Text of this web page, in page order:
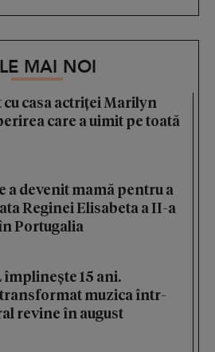
MAI NOI
casa actriței Marilyn
care a uimit pe toată
a devenit mamă pentru a
Reginei Elisabeta a II-a
Portugalia
împlinește 15 ani.
transformat muzica într-
revine în august